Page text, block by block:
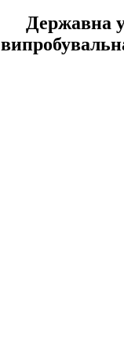
Державна